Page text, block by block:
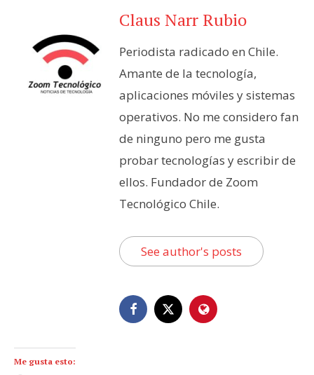
Claus Narr Rubio
Periodista radicado en Chile.
Amante de la tecnología,
aplicaciones móviles y sistemas
operativos. No me considero fan
de ninguno pero me gusta
probar tecnologías y escribir de
ellos. Fundador de Zoom
Tecnológico Chile.
See author's posts
Me gusta esto: